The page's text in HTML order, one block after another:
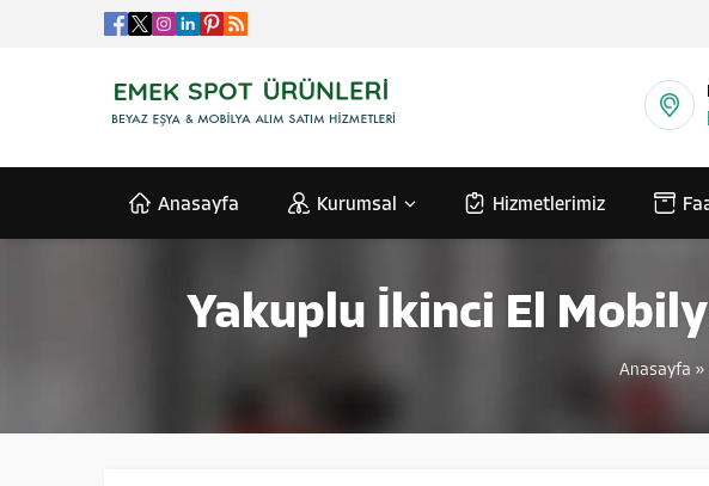
Anasayfa Kurumsal Hizmetlerimiz
Yakuplu İkinci El
Anasayfa »